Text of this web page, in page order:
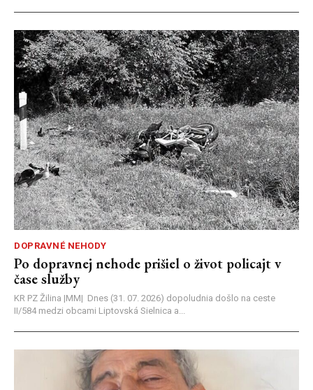
DOPRAVNÉ NEHODY
Po dopravnej nehode prišiel o život policajt v
čase služby
KR PZ Žilina |MM| Dnes (31. 07. 2026) dopoludnia došlo na ceste
II/584 medzi obcami Liptovská Sielnica a...